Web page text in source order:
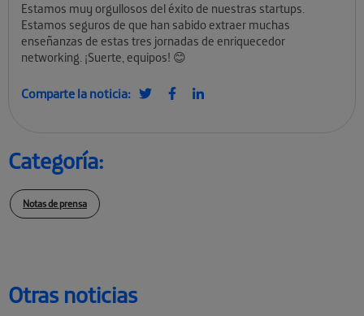
Otras noticias
Estamos muy orgullosos del éxito de nuestras startups.
Estamos seguros de que han sabido extraer muchas
enseñanzas de estas tres jornadas de enriquecedor
networking. ¡Suerte, equipos! 😊
Comparte la noticia:
Categoría:
Notas de prensa